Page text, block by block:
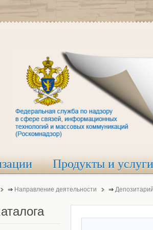
Продукты и услуги
⇒ Направление деятельности ⇒